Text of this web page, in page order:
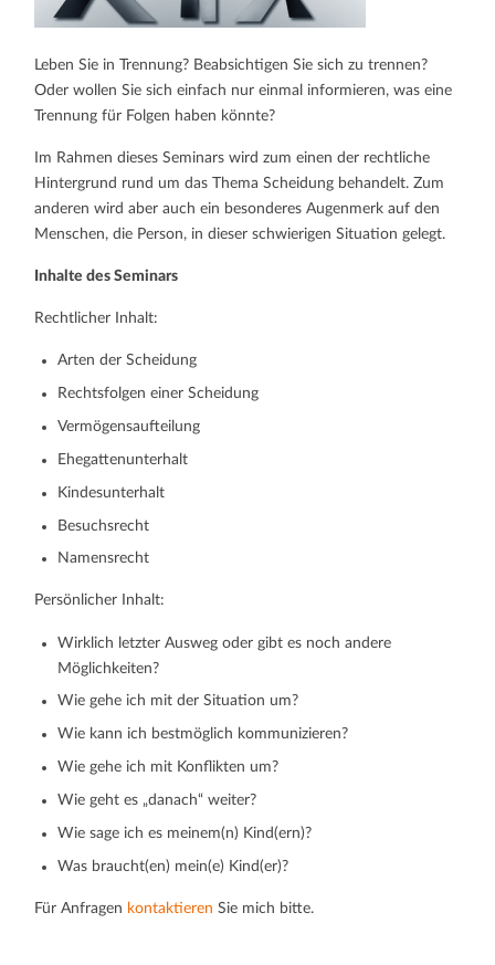
Leben Sie in Trennung? Beabsichtigen Sie sich zu trennen?
Oder wollen Sie sich einfach nur einmal informieren, was eine
Trennung für Folgen haben könnte?
Im Rahmen dieses Seminars wird zum einen der rechtliche
Hintergrund rund um das Thema Scheidung behandelt. Zum
anderen wird aber auch ein besonderes Augenmerk auf den
Menschen, die Person, in dieser schwierigen Situation gelegt.
Inhalte des Seminars
Rechtlicher Inhalt:
Arten der Scheidung
Rechtsfolgen einer Scheidung
Vermögensaufteilung
Ehegattenunterhalt
Kindesunterhalt
Besuchsrecht
Namensrecht
Persönlicher Inhalt:
Wirklich letzter Ausweg oder gibt es noch andere
Möglichkeiten?
Wie gehe ich mit der Situation um?
Wie kann ich bestmöglich kommunizieren?
Wie gehe ich mit Konflikten um?
Wie geht es „danach“ weiter?
Wie sage ich es meinem(n) Kind(ern)?
Was braucht(en) mein(e) Kind(er)?
Für Anfragen kontaktierenSie mich bitte.